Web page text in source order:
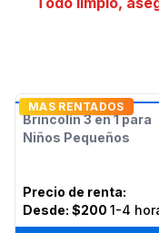
MAS RENTADOS
Brincolín 3 en 1 para
Niños Pequeños
Precio de renta:
Desde: $200 1-4